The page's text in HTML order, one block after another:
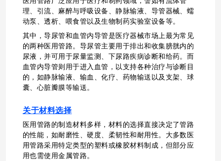
理、引流、麻醉与呼吸设备、静脉输液、导管器械、蠕
动泵、透析、喂食管以及生物制药实验室设备等。
其中，导尿管和血管内导管是医疗器械市场上最为常见
的两种医用管路。导尿管主要用于排出和收集膀胱内的
尿液，并可用于尿量监测、下尿路疾病诊断和给药。而
血管内导管则用于进入血管，以支持各种治疗与诊断目
的，如静脉输液、输血、化疗、药物输送以及支架、球
囊、心脏瓣膜等输送。
关于材料选择
医用管路的制造材料多样，材料的选择直接决定了管路
的性能，如耐磨性、硬度、柔韧性和耐用性。大多数医
用管路采用特定类型的塑料或橡胶材料制成，但部分应
用也需使用金属管路。